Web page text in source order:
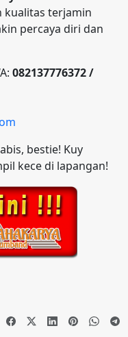
kualitas terjamin
percaya diri dan
082137776372 /
bestie! Kuy
kece di lapangan!